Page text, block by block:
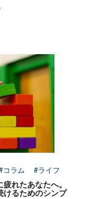
コラム #ライフ
れたあなたへ。
けるためのシンプ